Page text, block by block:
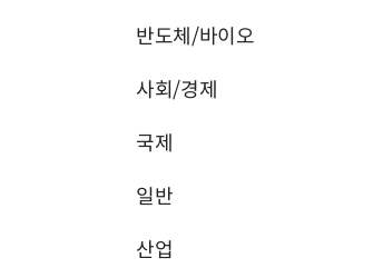
반도체/바이오
사회/경제
국제
일반
산업